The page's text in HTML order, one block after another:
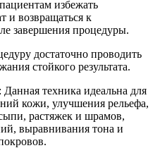
избежать
и возвращаться к
завершения процедуры.
достаточно проводить
стойкого результата.
техника идеальна для
кожи, улучшения рельефа,
растяжек и шрамов,
выравнивания тона и